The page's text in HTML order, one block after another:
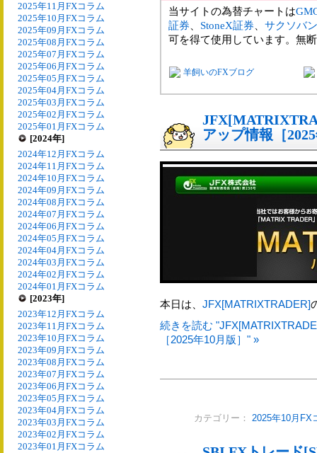
2025年11月FXコラム
2025年10月FXコラム
2025年09月FXコラム
2025年08月FXコラム
2025年07月FXコラム
2025年06月FXコラム
2025年05月FXコラム
2025年04月FXコラム
2025年03月FXコラム
2025年02月FXコラム
2025年01月FXコラム
[2024年]
2024年12月FXコラム
2024年11月FXコラム
2024年10月FXコラム
2024年09月FXコラム
2024年08月FXコラム
2024年07月FXコラム
2024年06月FXコラム
2024年05月FXコラム
2024年04月FXコラム
2024年03月FXコラム
2024年02月FXコラム
2024年01月FXコラム
[2023年]
2023年12月FXコラム
2023年11月FXコラム
2023年10月FXコラム
2023年09月FXコラム
2023年08月FXコラム
2023年07月FXコラム
2023年06月FXコラム
2023年05月FXコラム
2023年04月FXコラム
2023年03月FXコラム
2023年02月FXコラム
2023年01月FXコラム
当サイトの為替チャートは
証券
StoneX証券
サクソバ
可を得て使用しています。無
羊飼いのFXブログ
アップ情報［
本日は、 JFX[MATRIXTRADER]
続きを読む
［2025年10月版］" »
カテゴリー： 2025年10月FX